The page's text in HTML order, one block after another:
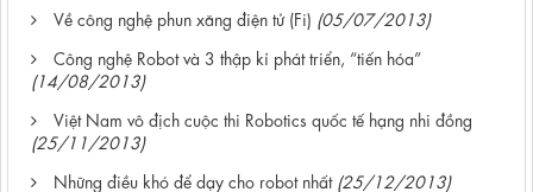
Về công nghệ phun xăng điện tử (Fi) (05/07/2013)
Công nghệ Robot và 3 thập kỉ phát triển, “tiến hóa”
(14/08/2013)
Việt Nam vô địch cuộc thi Robotics quốc tế hạng nhi đồng
(25/11/2013)
Những điều khó để dạy cho robot nhất (25/12/2013)